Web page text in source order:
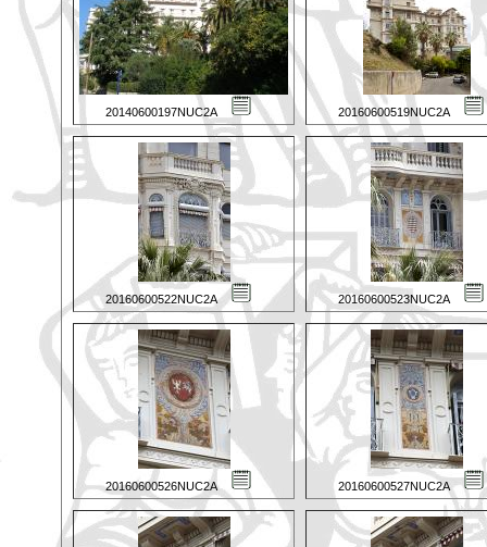
20140600197NUC2A 20160600519NUC2A
20160600522NUC2A 20160600523NUC2A
20160600526NUC2A 20160600527NUC2A